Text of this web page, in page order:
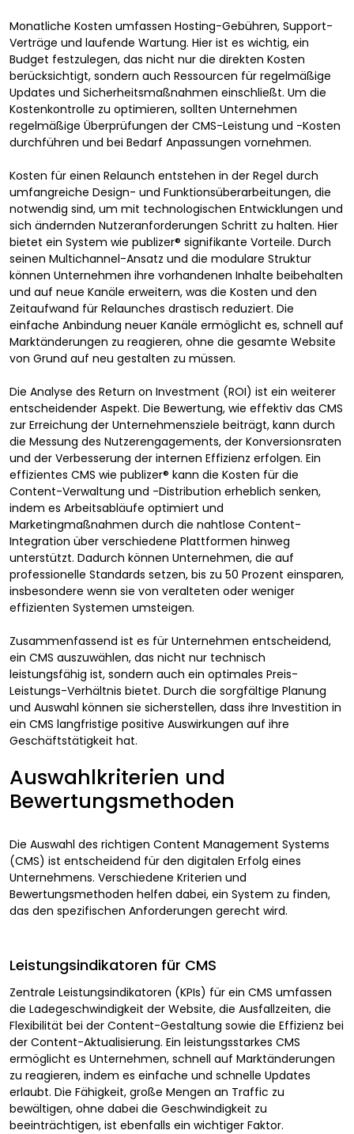
Monatliche Kosten umfassen Hosting-Gebühren, Support-
Verträge und laufende Wartung. Hier ist es wichtig, ein
Budget festzulegen, das nicht nur die direkten Kosten
berücksichtigt, sondern auch Ressourcen für regelmäßige
Updates und Sicherheitsmaßnahmen einschließt. Um die
Kostenkontrolle zu optimieren, sollten Unternehmen
regelmäßige Überprüfungen der CMS-Leistung und -Kosten
durchführen und bei Bedarf Anpassungen vornehmen.
Kosten für einen Relaunch entstehen in der Regel durch
umfangreiche Design- und Funktionsüberarbeitungen, die
notwendig sind, um mit technologischen Entwicklungen und
sich ändernden Nutzeranforderungen Schritt zu halten. Hier
bietet ein System wie publizer® signifikante Vorteile. Durch
seinen Multichannel-Ansatz und die modulare Struktur
können Unternehmen ihre vorhandenen Inhalte beibehalten
und auf neue Kanäle erweitern, was die Kosten und den
Zeitaufwand für Relaunches drastisch reduziert. Die
einfache Anbindung neuer Kanäle ermöglicht es, schnell auf
Marktänderungen zu reagieren, ohne die gesamte Website
von Grund auf neu gestalten zu müssen.
Die Analyse des Return on Investment (ROI) ist ein weiterer
entscheidender Aspekt. Die Bewertung, wie effektiv das CMS
zur Erreichung der Unternehmensziele beiträgt, kann durch
die Messung des Nutzerengagements, der Konversionsraten
und der Verbesserung der internen Effizienz erfolgen. Ein
effizientes CMS wie publizer® kann die Kosten für die
Content-Verwaltung und -Distribution erheblich senken,
indem es Arbeitsabläufe optimiert und
Marketingmaßnahmen durch die nahtlose Content-
Integration über verschiedene Plattformen hinweg
unterstützt. Dadurch können Unternehmen, die auf
professionelle Standards setzen, bis zu 50 Prozent einsparen,
insbesondere wenn sie von veralteten oder weniger
effizienten Systemen umsteigen.
Zusammenfassend ist es für Unternehmen entscheidend,
ein CMS auszuwählen, das nicht nur technisch
leistungsfähig ist, sondern auch ein optimales Preis-
Leistungs-Verhältnis bietet. Durch die sorgfältige Planung
und Auswahl können sie sicherstellen, dass ihre Investition in
ein CMS langfristige positive Auswirkungen auf ihre
Geschäftstätigkeit hat.
Auswahlkriterien und
Bewertungsmethoden
Die Auswahl des richtigen Content Management Systems
(CMS) ist entscheidend für den digitalen Erfolg eines
Unternehmens. Verschiedene Kriterien und
Bewertungsmethoden helfen dabei, ein System zu finden,
das den spezifischen Anforderungen gerecht wird.
Leistungsindikatoren für CMS
Zentrale Leistungsindikatoren (KPIs) für ein CMS umfassen
die Ladegeschwindigkeit der Website, die Ausfallzeiten, die
Flexibilität bei der Content-Gestaltung sowie die Effizienz bei
der Content-Aktualisierung. Ein leistungsstarkes CMS
ermöglicht es Unternehmen, schnell auf Marktänderungen
zu reagieren, indem es einfache und schnelle Updates
erlaubt. Die Fähigkeit, große Mengen an Traffic zu
bewältigen, ohne dabei die Geschwindigkeit zu
beeinträchtigen, ist ebenfalls ein wichtiger Faktor.